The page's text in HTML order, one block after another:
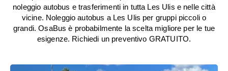
noleggio autobus e trasferimenti in tutta Les Ulis e nelle città
vicine. Noleggio autobus a Les Ulis per gruppi piccoli o
grandi. OsaBus è probabilmente la scelta migliore per le tue
esigenze. Richiedi un preventivo GRATUITO.